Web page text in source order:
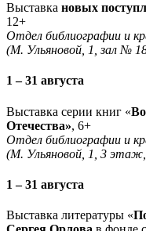
Выставка новых
12+
Отдел библиографии и
(М. Ульяновой, 1, зал №
1 – 31 августа
Выставка серии книг «
Отечества», 6+
Отдел библиографии и
(М. Ульяновой, 1, 3
1 – 31 августа
Выставка литературы «